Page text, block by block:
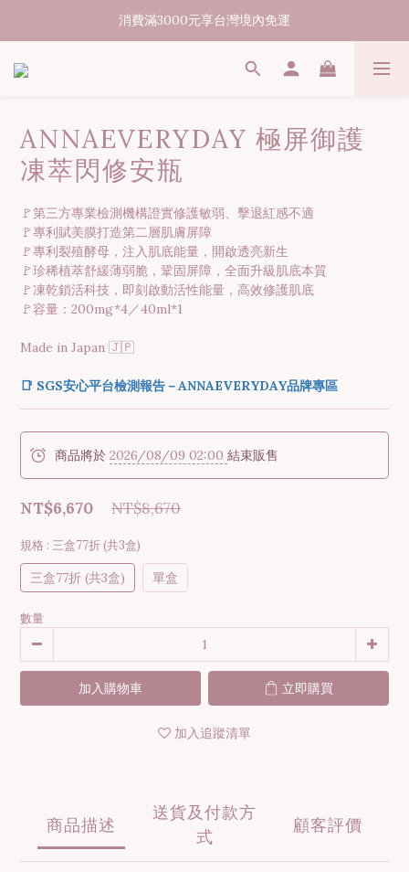
07/31-08/08 煥新盛夏 | 夏日美好節
07/31-08/08 煥新盛夏 | 夏日美好節
出貨時間15-45個工作天
07/31-08/08 煥新盛夏 | 夏日美好節
ANNAEVERYDAY 極屏御護
凍萃閃修安瓶
🚩第三方專業檢測機構證實修護敏弱、擊退紅感不適
🚩專利賦美膜打造第二層肌膚屏障
🚩專利裂殖酵母，注入肌底能量，開啟透亮新生
🚩珍稀植萃舒緩薄弱脆，鞏固屏障，全面升級肌底本質
🚩凍乾鎖活科技，即刻啟動活性能量，高效修護肌底
🚩容量：200mg*4／40ml*1
Made in Japan 🇯🇵
📑 SGS安心平台檢測報告－ANNAEVERYDAY品牌專區
商品將於 2026/08/09 02:00 結束販售
NT$8,670
NT$6,670
規格 : 三盒77折 (共3盒)
三盒77折 (共3盒) 單盒
數量
加入購物車 立即購買
加入追蹤清單
商品描述
送貨及付款方
式
顧客評價